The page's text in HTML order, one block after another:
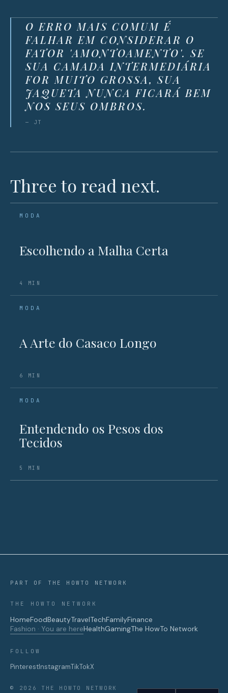
O ERRO MAIS COMUM É
FALHAR EM CONSIDERAR O
FATOR 'AMONTOAMENTO'. SE
SUA CAMADA INTERMEDIÁRIA
FOR MUITO GROSSA, SUA
JAQUETA NUNCA FICARÁ BEM
NOS SEUS OMBROS.
— JT
Three to read next.
MODA
Escolhendo a Malha Certa
4 MIN
MODA
A Arte do Casaco Longo
6 MIN
MODA
Entendendo os Pesos dos
Tecidos
5 MIN
PART OF THE HOWTO NETWORK
THE HOWTO NETWORK
HomeFoodBeautyTravelTechFamilyFinance
Fashion · You are hereHealthGamingThe HowTo Network
FOLLOW
PinterestInstagramTikTokX
© 2026 THE HOWTO NETWORK